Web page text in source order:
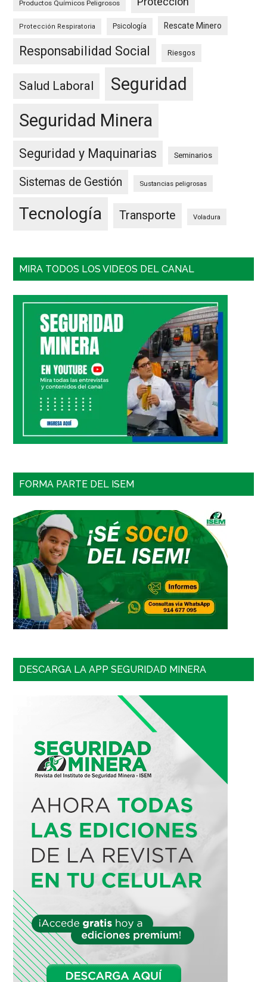
Productos Químicos Peligrosos
Protección Respiratoria Psicología Rescate Minero
Responsabilidad Social Riesgos
Salud Laboral
Seguridad
Seguridad Minera
Seguridad y Maquinarias Seminarios
Sistemas de Gestión Sustancias peligrosas
Tecnología Transporte Voladura
MIRA TODOS LOS VIDEOS DEL CANAL
FORMA PARTE DEL ISEM
DESCARGA LA APP SEGURIDAD MINERA